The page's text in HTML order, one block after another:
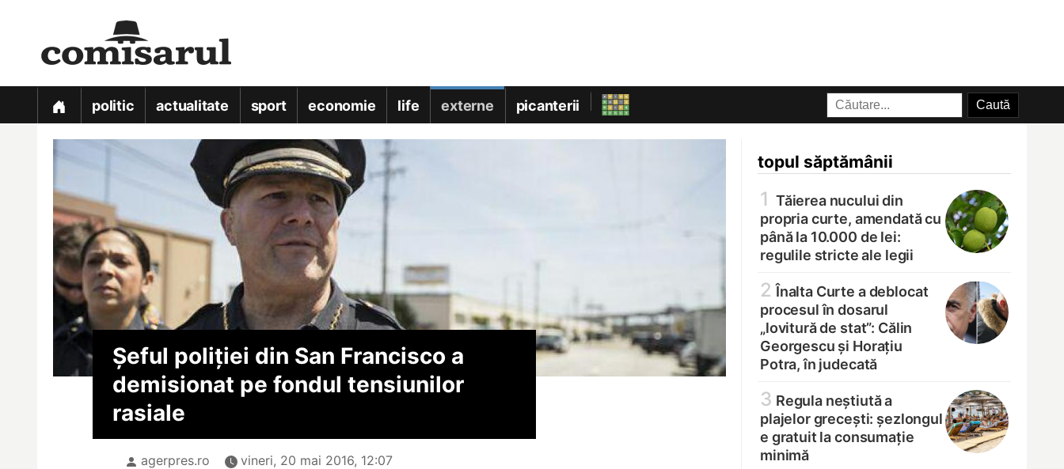
politic actualitate sport economie life externe picanterii
topul săptămânii
1 Tăierea nucului din
propria curte, amendată cu
până la 10.000 de lei:
regulile stricte ale legii
2 Înalta Curte a deblocat
procesul în dosarul
„lovitură de stat”: Călin
Georgescu și Horațiu
Potra, în judecată
3 Regula neștiută a
plajelor grecești: șezlongul
e gratuit la consumație
minimă
Șeful poliției din San Francisco a
demisionat pe fondul tensiunilor
rasiale
agerpres.ro vineri, 20 mai 2016, 12:07